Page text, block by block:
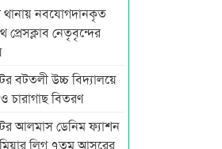
থানায় নবযোগদানকৃত
প্রেসক্লাব নেতৃবৃন্দের
বটতলী উচ্চ বিদ্যালয়ে
চারাগাছ বিতরণ
আলমাস ডেনিম ফ্যাশন
লিগ ৭তম আসরের